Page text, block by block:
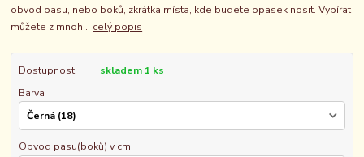
obvod pasu, nebo boků, zkrátka místa, kde budete opasek nosit. Vybírat
můžete z mnoh... celý popis
Dostupnost
skladem 1 ks
Barva
Obvod pasu(boků) v cm